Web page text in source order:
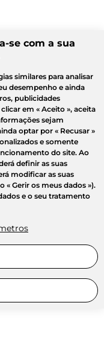
se com a sua
similares para analisar
desempenho e ainda
publicidades
em « Aceito », aceita
sejam
optar por « Recusar »
e somente
do site. Ao
definir as suas
modificar as suas
« Gerir os meus dados »).
e o seu tratamento